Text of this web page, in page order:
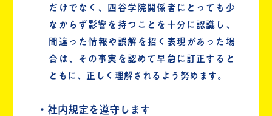
だけでなく、四谷学院関係者にとっても少
なからず影響を持つことを十分に認識し、
間違った情報や誤解を招く表現があった場
合は、その事実を認めて早急に訂正すると
ともに、正しく理解されるよう努めます。
・社内規定を遵守します